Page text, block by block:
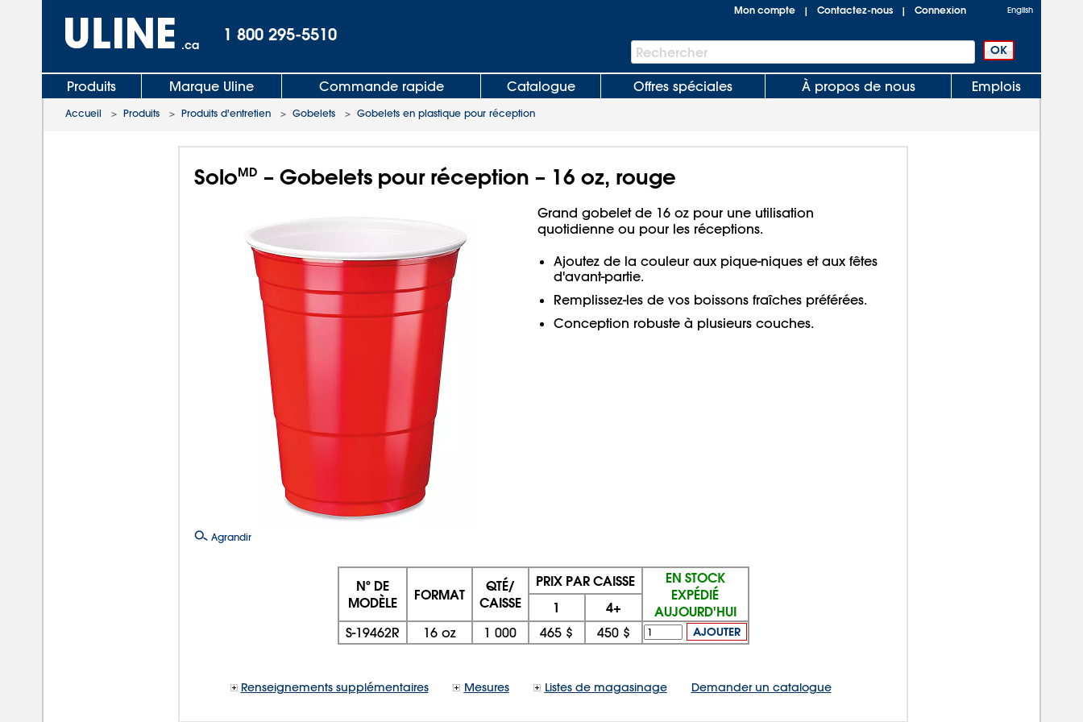
.ca
1 800 295-5510
Mon compte | Contactez-nous | Connexion English
Barre
de
recherche
Rechercher
Produits Marque Uline Commande rapide Catalogue Offres spéciales À propos de nous Emplois
Accueil > Produits > Produits d'entretien > Gobelets > Gobelets en plastique pour réception
SoloMD – Gobelets pour réception – 16 oz, rouge
Agrandir
Grand gobelet de 16 oz pour une utilisation
quotidienne ou pour les réceptions.
Ajoutez de la couleur aux pique-niques et aux fêtes
d'avant-partie.
Remplissez-les de vos boissons fraîches préférées.
Conception robuste à plusieurs couches.
Nº DE
MODÈLE
FORMAT
QTÉ/
CAISSE
PRIX PAR CAISSE
EN STOCK
EXPÉDIÉ
AUJOURD'HUI
1 4+
S-19462R 16 oz 1 000 465 $ 450 $ AJOUTER
Renseignements supplémentaires Mesures Listes de magasinage Demander un catalogue